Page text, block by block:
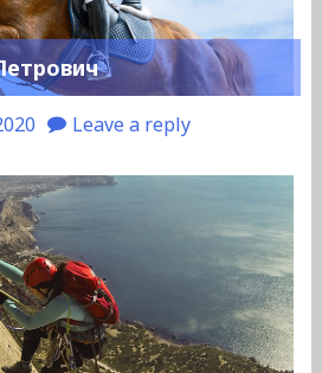
Leave a reply